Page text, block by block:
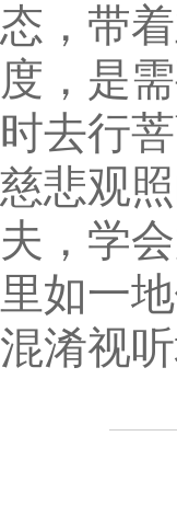
态，带
度，是
时去行
慈悲观
夫，学
里如一
混淆视